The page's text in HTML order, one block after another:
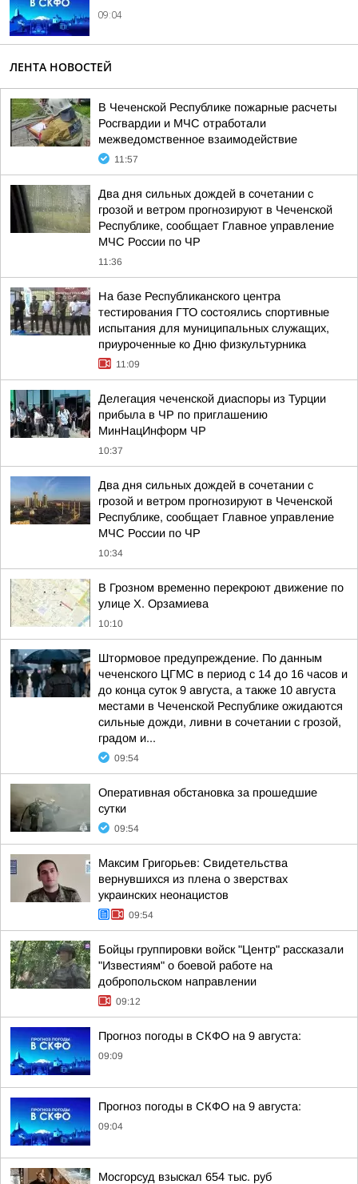
09:04
ЛЕНТА НОВОСТЕЙ
В Чеченской Республике пожарные расчеты
Росгвардии и МЧС отработали
межведомственное взаимодействие
11:57
Два дня сильных дождей в сочетании с
грозой и ветром прогнозируют в Чеченской
Республике, сообщает Главное управление
МЧС России по ЧР
11:36
На базе Республиканского центра
тестирования ГТО состоялись спортивные
испытания для муниципальных служащих,
приуроченные ко Дню физкультурника
11:09
Делегация чеченской диаспоры из Турции
прибыла в ЧР по приглашению
МинНацИнформ ЧР
10:37
Два дня сильных дождей в сочетании с
грозой и ветром прогнозируют в Чеченской
Республике, сообщает Главное управление
МЧС России по ЧР
10:34
В Грозном временно перекроют движение по
улице Х. Орзамиева
10:10
Штормовое предупреждение. По данным
чеченского ЦГМС в период с 14 до 16 часов и
до конца суток 9 августа, а также 10 августа
местами в Чеченской Республике ожидаются
сильные дожди, ливни в сочетании с грозой,
градом и...
09:54
Оперативная обстановка за прошедшие
сутки
09:54
Максим Григорьев: Свидетельства
вернувшихся из плена о зверствах
украинских неонацистов
09:54
Бойцы группировки войск "Центр" рассказали
"Известиям" о боевой работе на
добропольском направлении
09:12
Прогноз погоды в СКФО на 9 августа:
09:09
Прогноз погоды в СКФО на 9 августа:
09:04
Мосгорсуд взыскал 654 тыс. руб